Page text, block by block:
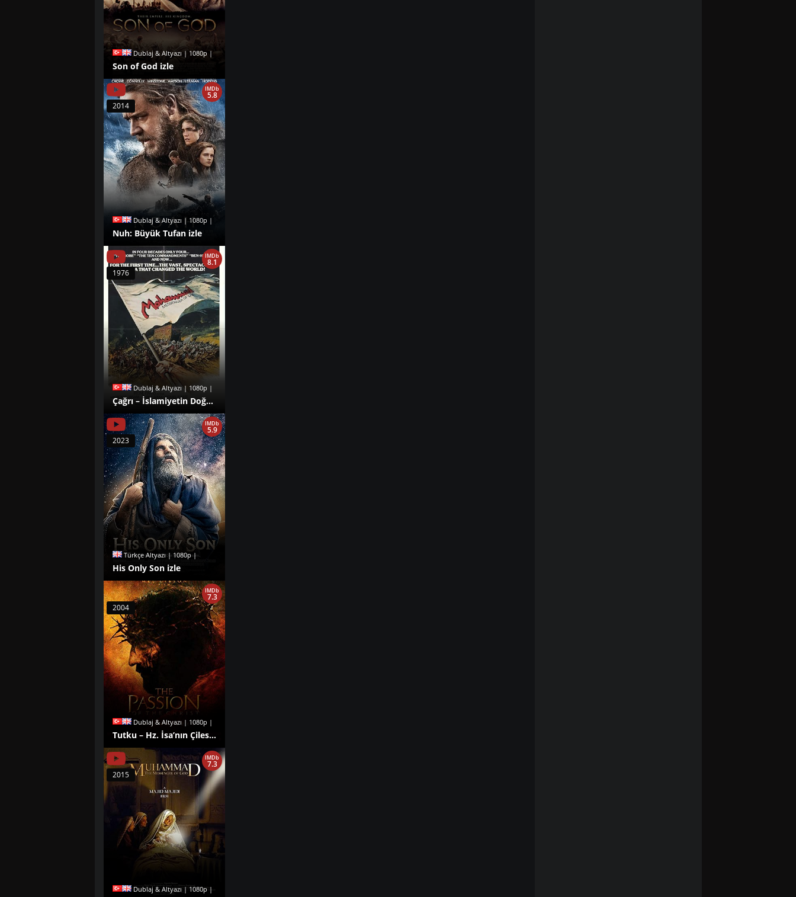
Dublaj & Altyazı | 1080p |
Son of God izle
Dublaj & Altyazı | 1080p |
Nuh: Büyük Tufan izle
IMDb
5.8
2014
Dublaj & Altyazı | 1080p |
Çağrı – İslamiyetin Doğuşu izle
IMDb
8.1
1976
Türkçe Altyazı | 1080p |
His Only Son izle
IMDb
5.9
2023
Dublaj & Altyazı | 1080p |
Tutku – Hz. İsa’nın Çilesi izle
IMDb
7.3
2004
Dublaj & Altyazı | 1080p |
IMDb
7.3
2015